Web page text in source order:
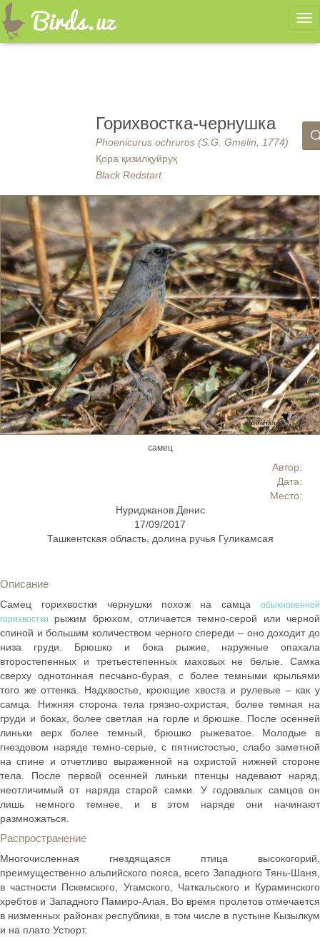
Горихвостка-чернушка
Phoenicurus ochruros (S.G. Gmelin, 1774)
Қора қизилқуйруқ
Black Redstart
Автор:
Дата:
Место:
Нуриджанов Денис
17/09/2017
Ташкентская область, долина ручья Гуликамсая
самец
Описание
Самец горихвостки чернушки похож на самца обыкновенной
горихвостки
рыжим брюхом, отличается темно-серой или черной
спиной и большим количеством черного спереди – оно доходит до
низа груди. Брюшко и бока рыжие, наружные опахала
второстепенных и третьестепенных маховых не белые. Самка
сверху однотонная песчано-бурая, с более темными крыльями
того же оттенка. Надхвостье, кроющие хвоста и рулевые – как у
самца. Нижняя сторона тела грязно-охристая, более темная на
груди и боках, более светлая на горле и брюшке. После осенней
линьки верх более темный, брюшко рыжеватое. Молодые в
гнездовом наряде темно-серые, с пятнистостью, слабо заметной
на спине и отчетливо выраженной на охристой нижней стороне
тела. После первой осенней линьки птенцы надевают наряд,
неотличимый от наряда старой самки. У годовалых самцов он
лишь немного темнее, и в этом наряде они начинают
размножаться.
Распространение
Многочисленная гнездящаяся птица высокогорий,
преимущественно альпийского пояса, всего Западного Тянь-Шаня,
в частности Пскемского, Угамского, Чаткальского и Кураминского
хребтов и Западного Памиро-Алая. Во время пролетов отмечается
в низменных районах республики, в том числе в пустыне Кызылкум
и на плато Устюрт.